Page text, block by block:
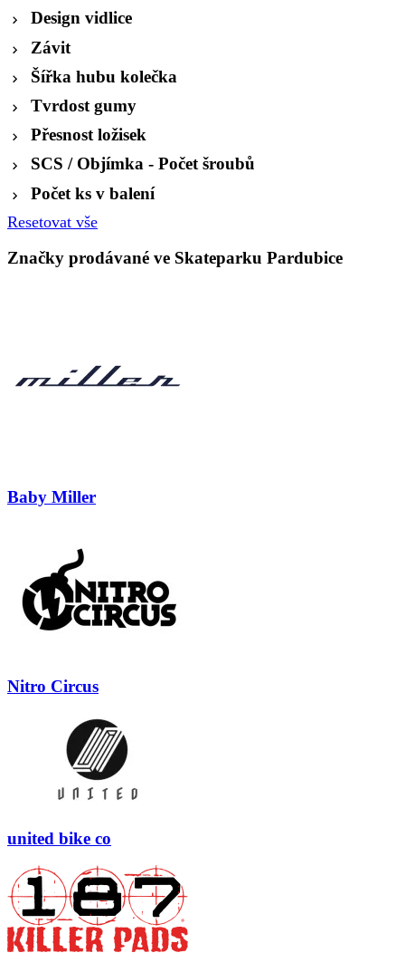
Design vidlice
Závit
Šířka hubu kolečka
Tvrdost gumy
Přesnost ložisek
SCS / Objímka - Počet šroubů
Počet ks v balení
Resetovat vše
Značky prodávané ve Skateparku Pardubice
Baby Miller
Nitro Circus
united bike co